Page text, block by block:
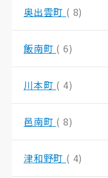
奥出雲町 ( 8)
飯南町 ( 6)
川本町 ( 4)
邑南町 ( 8)
津和野町 ( 4)